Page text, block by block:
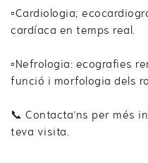
▫️Cardiologia;
cardíaca en temps real.
▫️Nefrologia: ecografies
funció i morfologia dels
📞 Contacta’ns per més
teva visita.